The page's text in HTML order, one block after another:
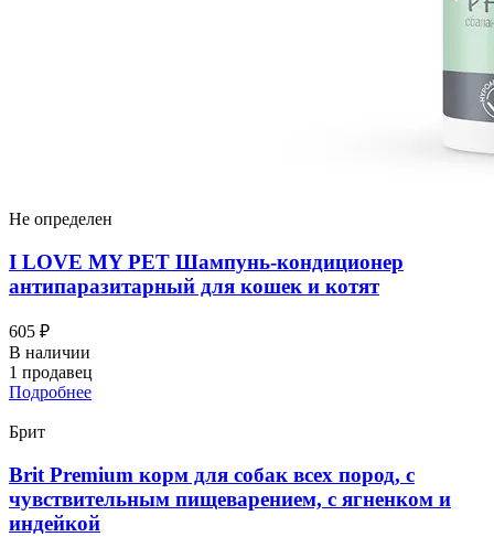
Не определен
I LOVЕ MY PET Шампунь-кондиционер
антипаразитарный для кошек и котят
605 ₽
В наличии
1 продавец
Подробнее
Брит
Brit Premium корм для собак всех пород, с
чувствительным пищеварением, с ягненком и
индейкой